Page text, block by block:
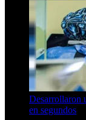
Desarrollaron
en segundos